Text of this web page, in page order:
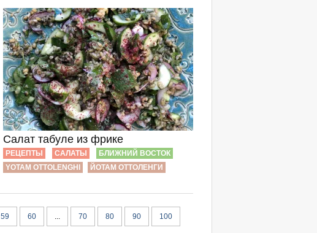
Салат табуле из фрике
РЕЦЕПТЫ САЛАТЫ
БЛИЖНИЙ ВОСТОК
YOTAM OTTOLENGHI
ЙОТАМ ОТТОЛЕНГИ
59 60 ... 70 80 90 100